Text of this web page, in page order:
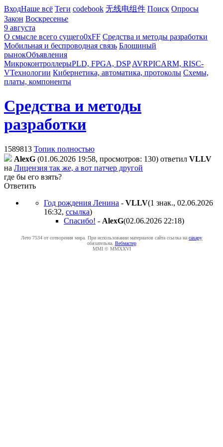
ВходНаше всё Теги codebook 无线电组件 Поиск Опросы
Закон Воскресенье
9 августа
О смысле всего сущего0xFF Средства и методы разработки
Мобильная и беспроводная связь Блошиный
рынокОбъявления
МикроконтроллерыPLD, FPGA, DSP AVRPICARM, RISC-
VТехнологии Кибернетика, автоматика, протоколы Схемы,
платы, компоненты
Средства и методы
разработки
1589813 Топик полностью
AlexG (01.06.2026 19:58, просмотров: 130) ответил VLLV
на Лицензия так же, а вот патчер другой
где бы его взять?
Ответить
Год рождения Ленина - VLLV(1 знак., 02.06.2026
16:32, ссылка)
Спасибо! - AlexG(02.06.2026 22:18)
Лето 7534 от сотворения мира. При использовании материалов сайта ссылка на caxapу
обязательна. Вебмастер
MMI © MMXXVI